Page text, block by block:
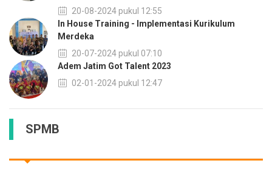
20-08-2024 pukul 12:55
In House Training - Implementasi Kurikulum
Merdeka
20-07-2024 pukul 07:10
Adem Jatim Got Talent 2023
02-01-2024 pukul 12:47
SPMB